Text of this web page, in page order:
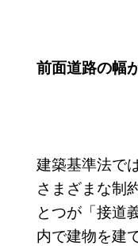
前面道路の幅
建築基準法で
さまざまな制
とつが「接道
内で建物を建